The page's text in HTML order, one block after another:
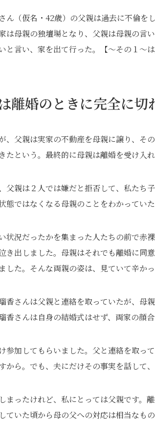
ん（仮名・42歳）の父親は過去に不倫を
は母親の独壇場となり、父親は母親の言
と言い、家を出て行った。【～その１～は
離婚のときに完全に切
、父親は実家の不動産を母親に譲り、そ
たという。最終的に母親は離婚を受け入れ
父親は２人では嫌だと拒否して、私たち
態ではなくなる母親のことをわかっていた
状況だったかを集まった人たちの前で赤
き出しました。母親はそれでも離婚に同
した。そんな両親の姿は、見ていて辛かっ
香さんは父親と連絡を取っていたが、母
香さんは自身の結婚式はせず、両家の顔
参加してもらいました。父と連絡を取っ
から。でも、夫にだけその事実を話して
まったけれど、私にとっては父親です。
ていた頃から母の父への対応は相当なも